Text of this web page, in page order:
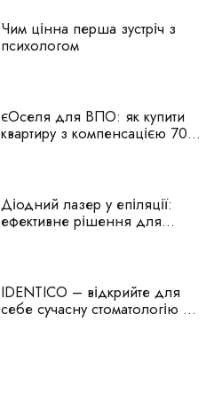
Чим цінна перша зустріч з
психологом
єОселя для ВПО: як купити
квартиру з компенсацією 70%
Діодний лазер у епіляції:
ефективне рішення для
IDENTICO – відкрийте для
себе сучасну стоматологію на